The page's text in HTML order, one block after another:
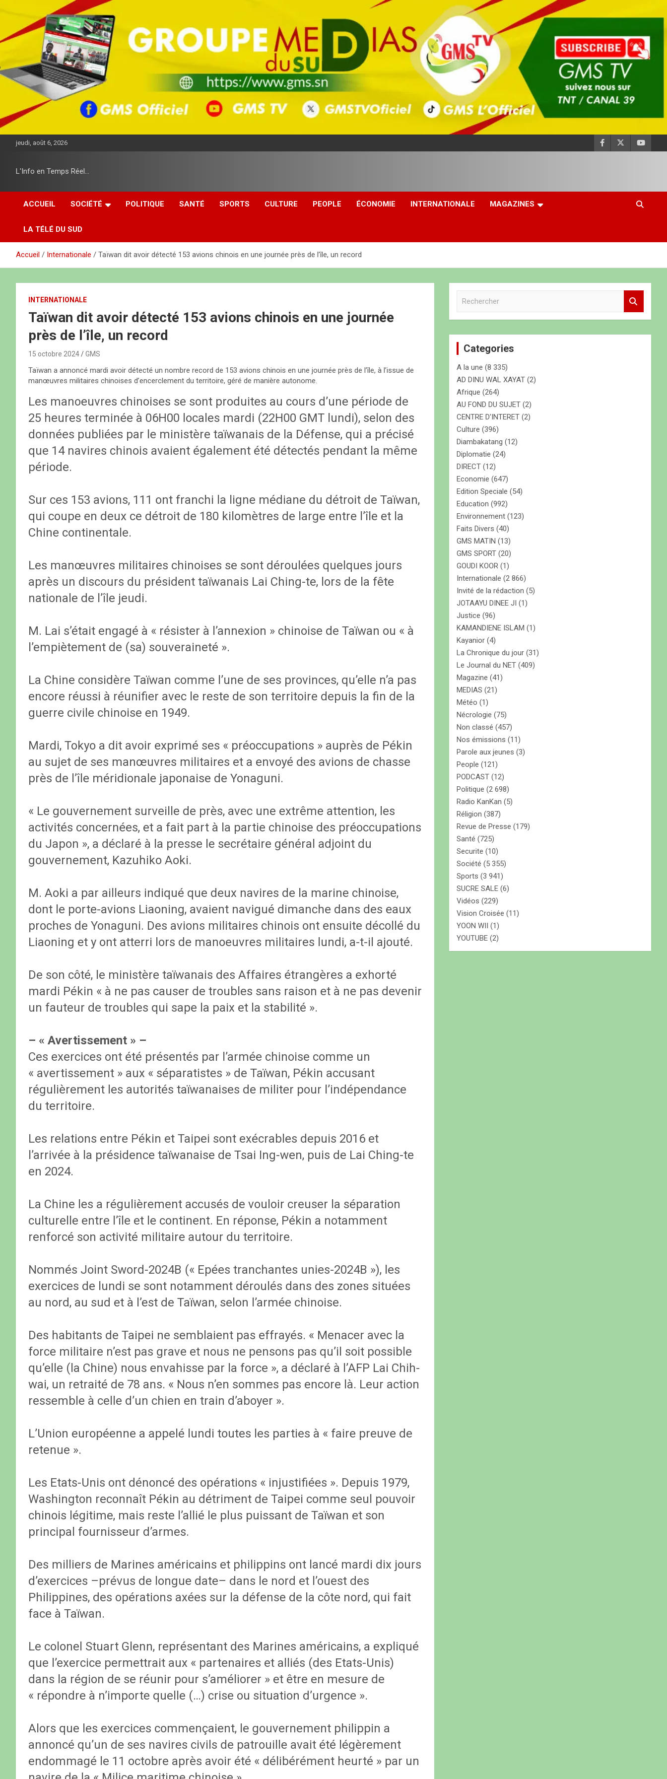
e
u
c
e
n
jeudi, août 6, 2026
L'Info en Temps Réel…
ACCUEIL SOCIÉTÉ POLITIQUE SANTÉ SPORTS CULTURE PEOPLE ÉCONOMIE INTERNATIONALE MAGAZINES
LA TÉLÉ DU SUD
Accueil Internationale Taïwan dit avoir détecté 153 avions chinois en une journée près de l’île, un record
INTERNATIONALE
Taïwan dit avoir détecté 153 avions chinois en une journée
près de l’île, un record
15 octobre 2024 GMS
Taïwan a annoncé mardi avoir détecté un nombre record de 153 avions chinois en une journée près de l’île, à l’issue de
manœuvres militaires chinoises d’encerclement du territoire, géré de manière autonome.
Les manoeuvres chinoises se sont produites au cours d’une période de
25 heures terminée à 06H00 locales mardi (22H00 GMT lundi), selon des
données publiées par le ministère taïwanais de la Défense, qui a précisé
que 14 navires chinois avaient également été détectés pendant la même
période.
Sur ces 153 avions, 111 ont franchi la ligne médiane du détroit de Taïwan,
qui coupe en deux ce détroit de 180 kilomètres de large entre l’île et la
Chine continentale.
Les manœuvres militaires chinoises se sont déroulées quelques jours
après un discours du président taïwanais Lai Ching-te, lors de la fête
nationale de l’île jeudi.
M. Lai s’était engagé à « résister à l’annexion » chinoise de Taïwan ou « à
l’empiètement de (sa) souveraineté ».
La Chine considère Taïwan comme l’une de ses provinces, qu’elle n’a pas
encore réussi à réunifier avec le reste de son territoire depuis la fin de la
guerre civile chinoise en 1949.
Mardi, Tokyo a dit avoir exprimé ses « préoccupations » auprès de Pékin
au sujet de ses manœuvres militaires et a envoyé des avions de chasse
près de l’île méridionale japonaise de Yonaguni.
« Le gouvernement surveille de près, avec une extrême attention, les
activités concernées, et a fait part à la partie chinoise des préoccupations
du Japon », a déclaré à la presse le secrétaire général adjoint du
gouvernement, Kazuhiko Aoki.
M. Aoki a par ailleurs indiqué que deux navires de la marine chinoise,
dont le porte-avions Liaoning, avaient navigué dimanche dans des eaux
proches de Yonaguni. Des avions militaires chinois ont ensuite décollé du
Liaoning et y ont atterri lors de manoeuvres militaires lundi, a-t-il ajouté.
De son côté, le ministère taïwanais des Affaires étrangères a exhorté
mardi Pékin « à ne pas causer de troubles sans raison et à ne pas devenir
un fauteur de troubles qui sape la paix et la stabilité ».
– « Avertissement » –
Ces exercices ont été présentés par l’armée chinoise comme un
« avertissement » aux « séparatistes » de Taïwan, Pékin accusant
régulièrement les autorités taïwanaises de militer pour l’indépendance
du territoire.
Les relations entre Pékin et Taipei sont exécrables depuis 2016 et
l’arrivée à la présidence taïwanaise de Tsai Ing-wen, puis de Lai Ching-te
en 2024.
La Chine les a régulièrement accusés de vouloir creuser la séparation
culturelle entre l’île et le continent. En réponse, Pékin a notamment
renforcé son activité militaire autour du territoire.
Nommés Joint Sword-2024B (« Epées tranchantes unies-2024B »), les
exercices de lundi se sont notamment déroulés dans des zones situées
au nord, au sud et à l’est de Taïwan, selon l’armée chinoise.
Des habitants de Taipei ne semblaient pas effrayés. « Menacer avec la
force militaire n’est pas grave et nous ne pensons pas qu’il soit possible
qu’elle (la Chine) nous envahisse par la force », a déclaré à l’AFP Lai Chih-
wai, un retraité de 78 ans. « Nous n’en sommes pas encore là. Leur action
ressemble à celle d’un chien en train d’aboyer ».
L’Union européenne a appelé lundi toutes les parties à « faire preuve de
retenue ».
Les Etats-Unis ont dénoncé des opérations « injustifiées ». Depuis 1979,
Washington reconnaît Pékin au détriment de Taipei comme seul pouvoir
chinois légitime, mais reste l’allié le plus puissant de Taïwan et son
principal fournisseur d’armes.
Des milliers de Marines américains et philippins ont lancé mardi dix jours
d’exercices –prévus de longue date– dans le nord et l’ouest des
Philippines, des opérations axées sur la défense de la côte nord, qui fait
face à Taïwan.
Le colonel Stuart Glenn, représentant des Marines américains, a expliqué
que l’exercice permettrait aux « partenaires et alliés (des Etats-Unis)
dans la région de se réunir pour s’améliorer » et être en mesure de
« répondre à n’importe quelle (…) crise ou situation d’urgence ».
Alors que les exercices commençaient, le gouvernement philippin a
annoncé qu’un de ses navires civils de patrouille avait été légèrement
endommagé le 11 octobre après avoir été « délibérément heurté » par un
e
c
h
e
r
Categories
A la une (8 335)
AD DINU WAL XAYAT (2)
Afrique (264)
AU FOND DU SUJET (2)
CENTRE D'INTERET (2)
Culture (396)
Diambakatang (12)
Diplomatie (24)
DIRECT (12)
Economie (647)
Edition Speciale (54)
Education (992)
Environnement (123)
Faits Divers (40)
GMS MATIN (13)
GMS SPORT (20)
GOUDI KOOR (1)
Internationale (2 866)
Invité de la rédaction (5)
JOTAAYU DINEE JI (1)
Justice (96)
KAMANDIENE ISLAM (1)
Kayanior (4)
La Chronique du jour (31)
Le Journal du NET (409)
Magazine (41)
MEDIAS (21)
Météo (1)
Nécrologie (75)
Non classé (457)
Nos émissions (11)
Parole aux jeunes (3)
People (121)
PODCAST (12)
Politique (2 698)
Radio KanKan (5)
Réligion (387)
Revue de Presse (179)
Santé (725)
Securite (10)
Société (5 355)
Sports (3 941)
SUCRE SALE (6)
Vidéos (229)
Vision Croisée (11)
YOON WII (1)
YOUTUBE (2)